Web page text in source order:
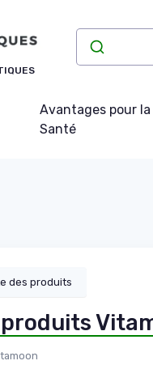
Avantages pour la
Santé
des produits